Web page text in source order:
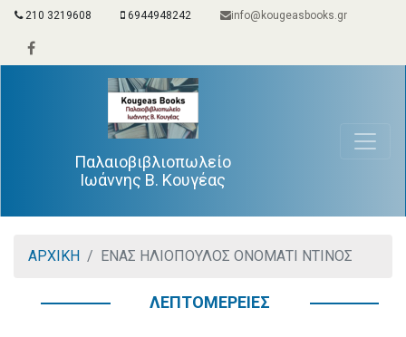
210 3219608 6944948242 info@kougeasbooks.gr
Παλαιοβιβλιοπωλείο
Ιωάννης Β. Κουγέας
ΑΡΧΙΚΗ ΕΝΑΣ ΗΛΙΟΠΟΥΛΟΣ ΟΝΟΜΑΤΙ ΝΤΙΝΟΣ
ΛΕΠΤΟΜΕΡΕΙΕΣ